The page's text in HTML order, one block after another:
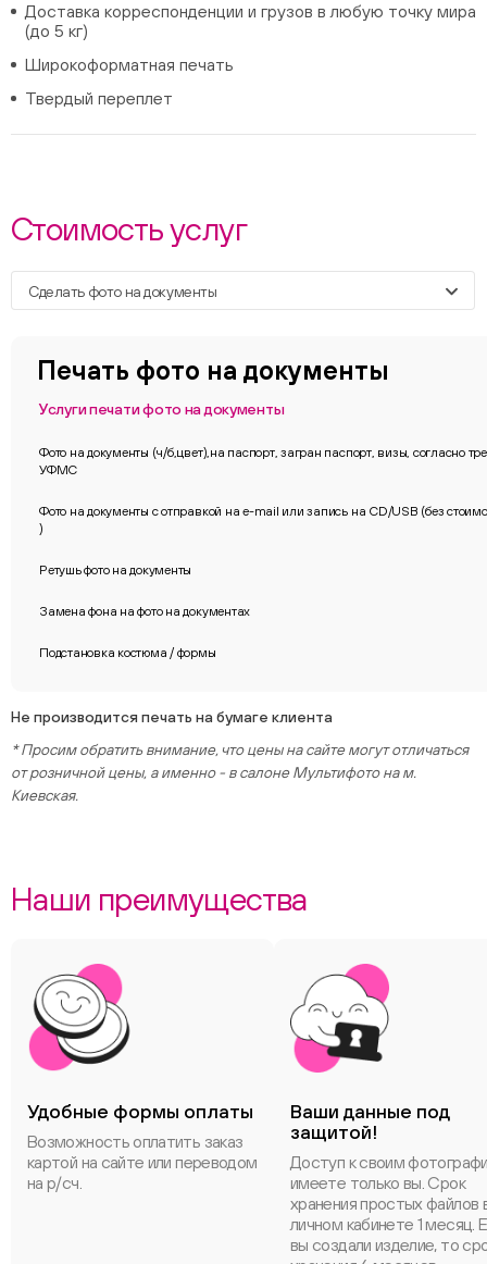
Доставка корреспонденции и грузов в любую точку мира
(до 5 кг)
Широкоформатная печать
Твердый переплет
Стоимость услуг
Сделать фото на документы
Печать фото на документы
Услуги печати фото на документы
Фото на документы (ч/б,цвет),на паспорт, загран паспорт, визы, согласно
УФМС
Фото на документы с отправкой на e-mail или запись на CD/USB (без
)
Ретушь фото на документы
Замена фона на фото на документах
Подстановка костюма / формы
Не производится печать на бумаге клиента
* Просим обратить внимание, что цены на сайте могут отличаться
от розничной цены, а именно - в салоне Мультифото на м.
Киевская.
Наши преимущества
Удобные формы оплаты
Возможность оплатить заказ
картой на сайте или переводом
на р/сч.
Ваши данные под
защитой!
Доступ к своим
имеете только вы. Срок
хранения простых файлов
личном кабинете 1 месяц.
вы создали изделие, то